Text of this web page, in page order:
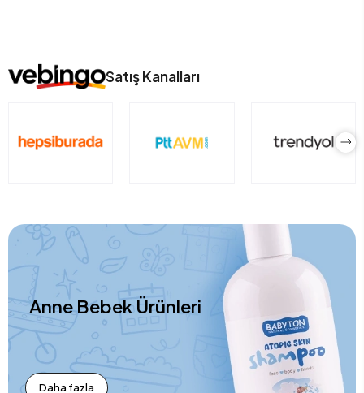
Satış Kanalları
Anne Bebek Ürünleri
Daha fazla